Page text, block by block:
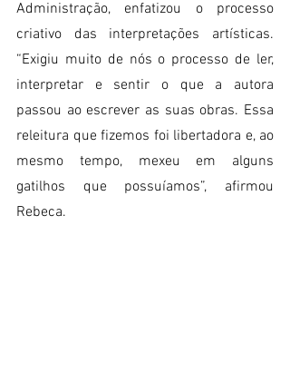
Administração, enfatizou o processo
criativo das interpretações artísticas.
“Exigiu muito de nós o processo de ler,
interpretar e sentir o que a autora
passou ao escrever as suas obras. Essa
releitura que fizemos foi libertadora e, ao
mesmo tempo, mexeu em alguns
gatilhos que possuíamos”, afirmou
Rebeca.